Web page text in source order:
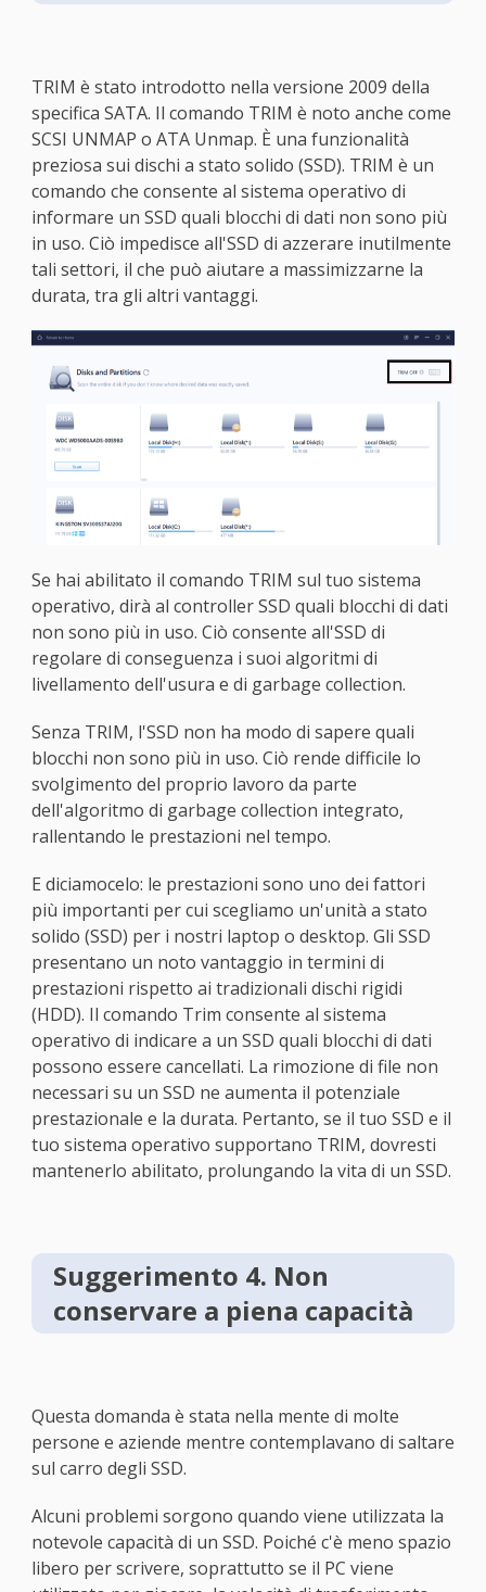
TRIM è stato introdotto nella versione 2009 della
specifica SATA. Il comando TRIM è noto anche come
SCSI UNMAP o ATA Unmap. È una funzionalità
preziosa sui dischi a stato solido (SSD). TRIM è un
comando che consente al sistema operativo di
informare un SSD quali blocchi di dati non sono più
in uso. Ciò impedisce all'SSD di azzerare inutilmente
tali settori, il che può aiutare a massimizzarne la
durata, tra gli altri vantaggi.
Se hai abilitato il comando TRIM sul tuo sistema
operativo, dirà al controller SSD quali blocchi di dati
non sono più in uso. Ciò consente all'SSD di
regolare di conseguenza i suoi algoritmi di
livellamento dell'usura e di garbage collection.
Senza TRIM, l'SSD non ha modo di sapere quali
blocchi non sono più in uso. Ciò rende difficile lo
svolgimento del proprio lavoro da parte
dell'algoritmo di garbage collection integrato,
rallentando le prestazioni nel tempo.
E diciamocelo: le prestazioni sono uno dei fattori
più importanti per cui scegliamo un'unità a stato
solido (SSD) per i nostri laptop o desktop. Gli SSD
presentano un noto vantaggio in termini di
prestazioni rispetto ai tradizionali dischi rigidi
(HDD). Il comando Trim consente al sistema
operativo di indicare a un SSD quali blocchi di dati
possono essere cancellati. La rimozione di file non
necessari su un SSD ne aumenta il potenziale
prestazionale e la durata. Pertanto, se il tuo SSD e il
tuo sistema operativo supportano TRIM, dovresti
mantenerlo abilitato, prolungando la vita di un SSD.
Suggerimento 4. Non
conservare a piena capacità
Questa domanda è stata nella mente di molte
persone e aziende mentre contemplavano di saltare
sul carro degli SSD.
Alcuni problemi sorgono quando viene utilizzata la
notevole capacità di un SSD. Poiché c'è meno spazio
libero per scrivere, soprattutto se il PC viene